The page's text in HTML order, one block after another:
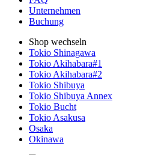
Unternehmen
Buchung
Shop wechseln
Tokio Shinagawa
Tokio Akihabara#1
Tokio Akihabara#2
Tokio Shibuya
Tokio Shibuya Annex
Tokio Bucht
Tokio Asakusa
Osaka
Okinawa